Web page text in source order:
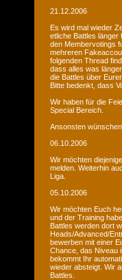
21.12.2006
Es wird mal wieder
etliche Battles länger
den Membervotings
mehreren
folgenden Thread
dass alles was
die Battles über
Bitte bedenkt, dass
Wir haben für die
Special Bereich.
Ansonsten
06.10.2006
Wir möchten
melden. Weiterhin
Liga.
05.10.2006
Wir möchten Euch
und der Training
Battles werden dort
Heads/Advanced/
bewerben mit einer
Chance, das Niveau
bekommt Ihr
wieder absteigt. Wir
Battles.